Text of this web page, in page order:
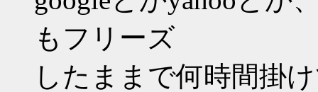
もフリーズ
したままで何時間掛